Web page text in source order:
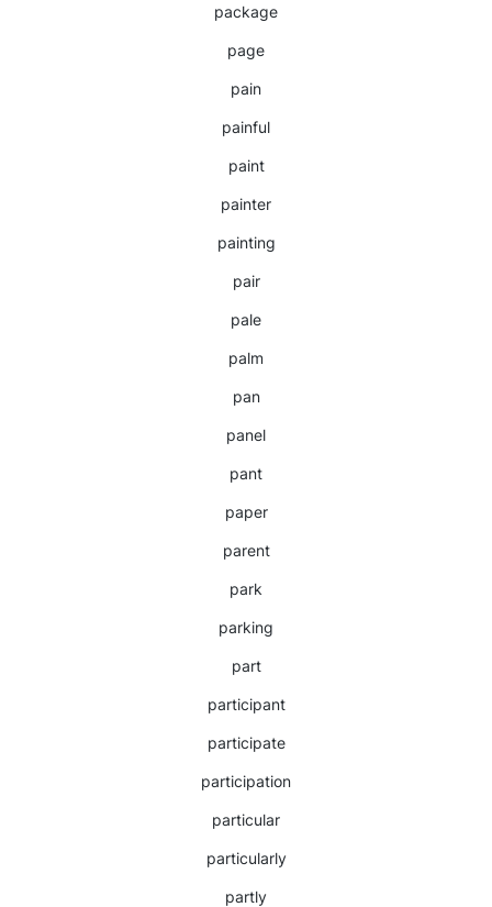
package
page
pain
painful
paint
painter
painting
pair
pale
palm
pan
panel
pant
paper
parent
park
parking
part
participant
participate
participation
particular
particularly
partly